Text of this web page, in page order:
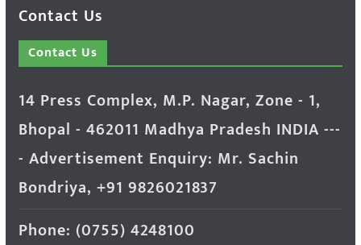
Contact Us
Contact Us
14 Press Complex, M.P. Nagar, Zone - 1,
Bhopal - 462011 Madhya Pradesh INDIA ---
- Advertisement Enquiry: Mr. Sachin
Bondriya, +91 9826021837
Phone: (0755) 4248100